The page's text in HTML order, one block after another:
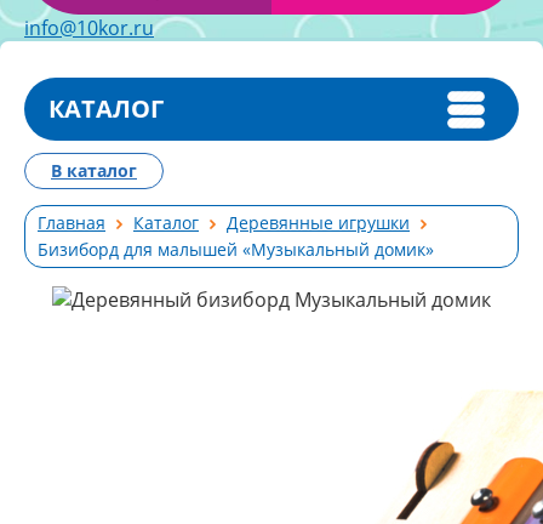
info@10kor.ru
КАТАЛОГ
Главная Каталог
Деревянные игрушки
Бизиборд для малышей «Музыкальный домик»
В каталог